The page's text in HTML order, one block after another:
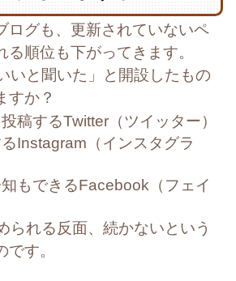
グも、 更新されていないペ
る順位も下がってきます。
いと聞いた」と開設したもの
すか？
稿するTwitter（ツイッター）
Instagram（インスタグラ
もできるFacebook（フェイ
られる反面、続かないという
す。